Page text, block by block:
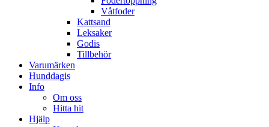
Våtfoder
Kattsand
Leksaker
Godis
Tillbehör
Varumärken
Hunddagis
Info
Om oss
Hitta hit
Hjälp